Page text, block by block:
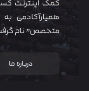
کمک اینترنت
همیارآکادمی
متخصص” نام
درباره ما